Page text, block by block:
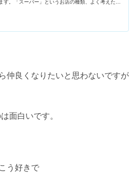
す。「スーパー」というお店の種類、よく考えたら
仲良くなりたいと思わないですが
面白いです。
う好きで